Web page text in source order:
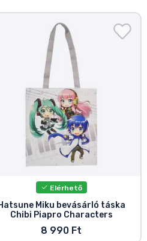
Elérhető
Miku bevásárló táska
Chibi Piapro Characters
8 990 Ft